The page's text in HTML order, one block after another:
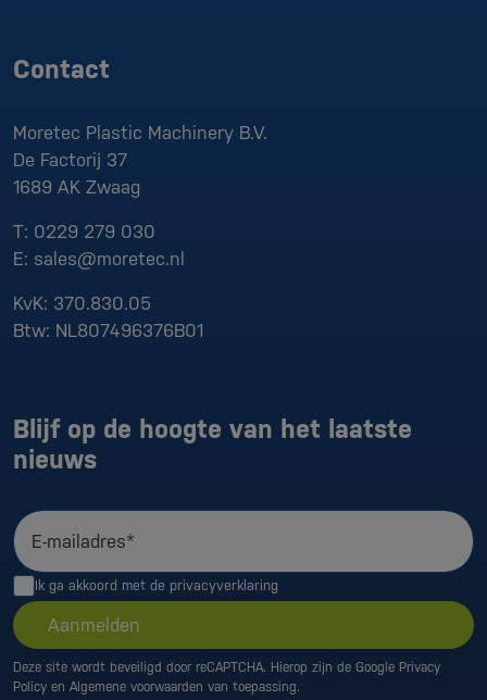
Contact
Moretec Plastic Machinery B.V.
De Factorij 37
1689 AK Zwaag
T: 0229 279 030
E: sales@moretec.nl
KvK: 370.830.05
Btw: NL807496376B01
Blijf op de hoogte van het laatste
nieuws
E-mailadres*
Ik ga akkoord met de privacyverklaring
Aanmelden
Deze site wordt beveiligd door reCAPTCHA. Hierop zijn de Google Privacy
Policy en Algemene voorwaarden van toepassing.